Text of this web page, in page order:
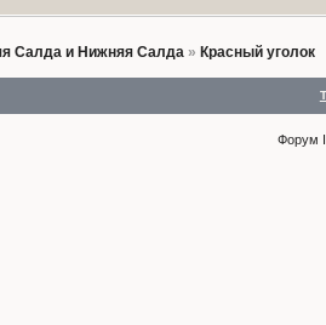
Салда и Нижняя Салда» Красный уголок
Форум